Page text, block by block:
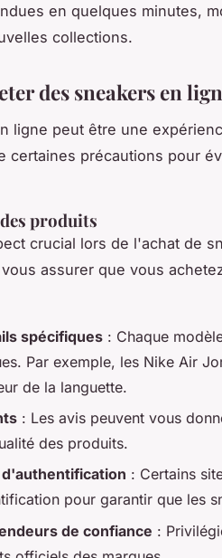
en quelques minutes,
collections.
des sneakers en
ligne peut être une
certaines précautions pour
produits
crucial lors de l'achat de
assurer que vous
spécifiques : Chaque
Par exemple, les Nike Air
de la languette.
: Les avis peuvent vous
des produits.
: Certains
pour garantir que les
de confiance :